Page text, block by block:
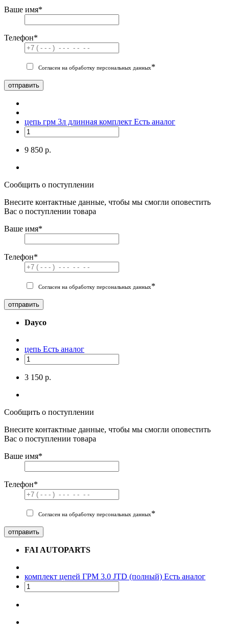
Ваше имя*
Телефон*
Согласен на обработку персональных данных*
отправить
цепь грм 3л длинная комплект Есть аналог
9 850 р.
Сообщить о поступлении
Внесите контактные данные, чтобы мы смогли оповестить
Вас о поступлении товара
Ваше имя*
Телефон*
Согласен на обработку персональных данных*
отправить
Dayco
цепь Есть аналог
3 150 р.
Сообщить о поступлении
Внесите контактные данные, чтобы мы смогли оповестить
Вас о поступлении товара
Ваше имя*
Телефон*
Согласен на обработку персональных данных*
отправить
FAI AUTOPARTS
комплект цепей ГРМ 3.0 JTD (полный) Есть аналог